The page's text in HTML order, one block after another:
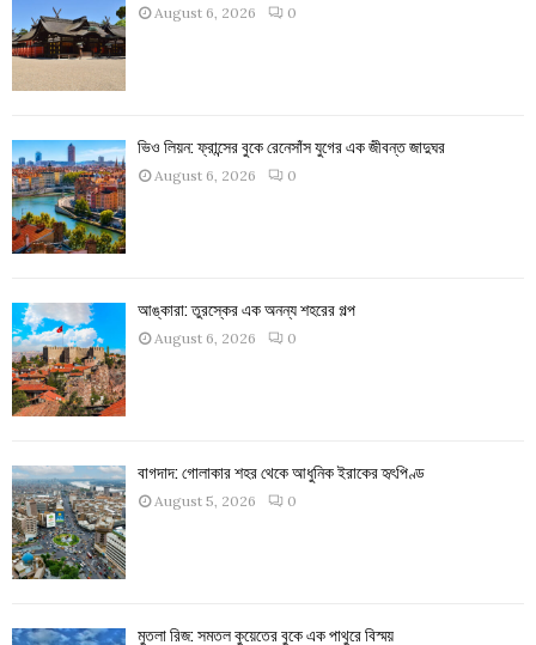
August 6, 2026 0
ভিও লিয়ন: ফ্রান্সের বুকে রেনেসাঁস যুগের এক জীবন্ত জাদুঘর
August 6, 2026 0
আঙ্কারা: তুরস্কের এক অনন্য শহরের গল্প
August 6, 2026 0
বাগদাদ: গোলাকার শহর থেকে আধুনিক ইরাকের হৃৎপিণ্ড
August 5, 2026 0
মুতলা রিজ: সমতল কুয়েতের বুকে এক পাথুরে বিস্ময়